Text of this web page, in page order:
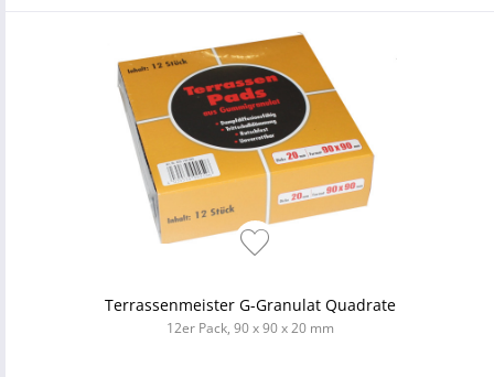
Terrassenmeister G-Granulat Quadrate
12er Pack, 90 x 90 x 20 mm